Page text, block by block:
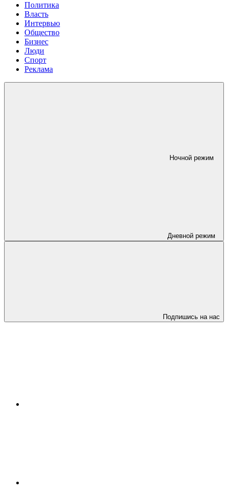
Политика
Власть
Интервью
Общество
Бизнес
Люди
Спорт
Реклама
Ночной режим
Дневной режим
Подпишись на нас